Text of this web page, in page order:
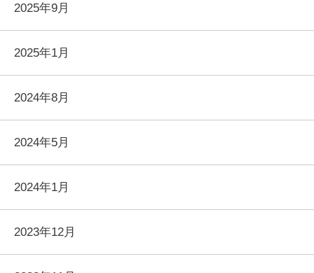
2025年9月
2025年1月
2024年8月
2024年5月
2024年1月
2023年12月